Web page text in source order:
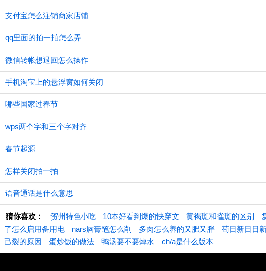
支付宝怎么注销商家店铺
qq里面的拍一拍怎么弄
微信转帐想退回怎么操作
手机淘宝上的悬浮窗如何关闭
哪些国家过春节
wps两个字和三个字对齐
春节起源
怎样关闭拍一拍
语音通话是什么意思
猜你喜欢： 贺州特色小吃 10本好看到爆的快穿文 黄褐斑和雀斑的区别
了怎么启用备用电
nars唇膏笔怎么削 多肉怎么养的又肥又胖 苟日新日日
己裂的原因
蛋炒饭的做法 鸭汤要不要焯水 ch/a是什么版本